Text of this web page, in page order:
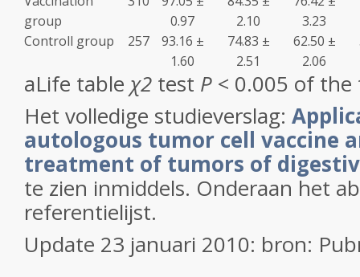
group
0.97
2.10
3.23
Controll group 257
93.16 ±
1.60
74.83 ±
2.51
62.50 ±
2.06
aLife table χ2 test P < 0.005 of
Het volledige studieverslag:
autologous tumor cell vaccine
treatment of tumors of
te zien inmiddels. Onderaan het
referentielijst.
Update 23 januari 2010: bron: